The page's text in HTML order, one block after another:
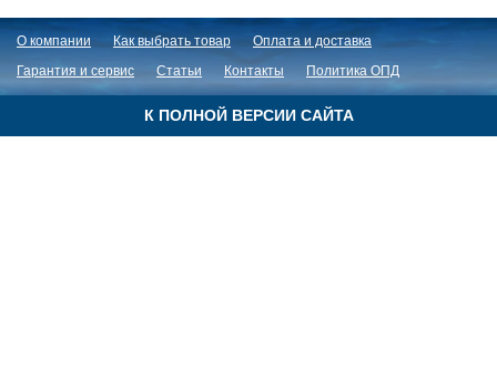
О компании Как выбрать товар
Оплата и доставка
Гарантия и сервис
Статьи Контакты Политика ОПД
К ПОЛНОЙ ВЕРСИИ САЙТА